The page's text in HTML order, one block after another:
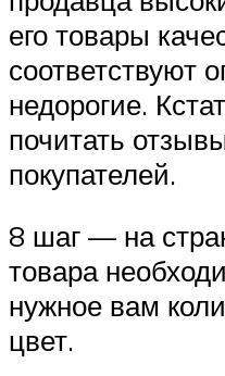
его товары
соответствуют
недорогие.
почитать
покупателей.
8 шаг — на
товара
нужное вам
цвет.